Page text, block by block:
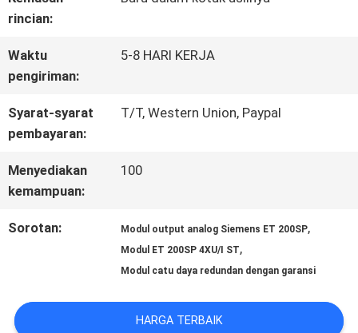
KAMI
BERITA
rincian:
Waktu
pengiriman:
5-8 HARI KERJA
Syarat-syarat
pembayaran:
T/T, Western Union, Paypal
Menyediakan
kemampuan:
100
Sorotan: Modul output analog Siemens ET 200SP,
Modul ET 200SP 4XU/I ST,
Modul catu daya redundan dengan garansi
HARGA TERBAIK